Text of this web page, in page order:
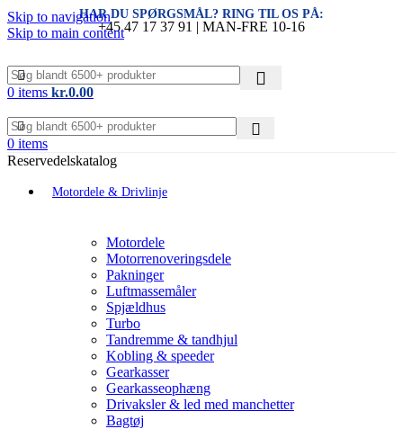
Skip to navigation
Skip to main content
HAR DU SPØRGSMÅL? RING TIL OS PÅ:
+45 47 17 37 91 | MAN-FRE 10-16
0 items kr.0.00
0 items
Reservedelskatalog
Motordele & Drivlinje
Motordele
Motorrenoveringsdele
Pakninger
Luftmassemåler
Spjældhus
Turbo
Tandremme & tandhjul
Kobling & speeder
Gearkasser
Gearkasseophæng
Drivaksler & led med manchetter
Bagtøj